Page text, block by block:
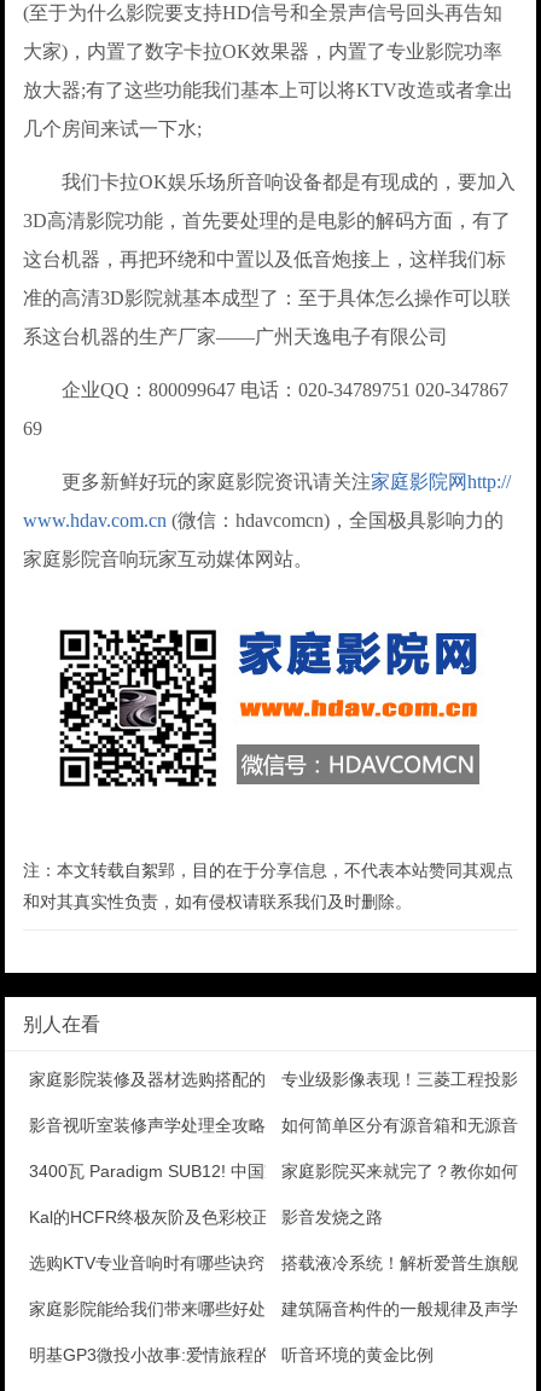
(至于为什么影院要支持HD信号和全景声信号回头再告知
大家)，内置了数字卡拉OK效果器，内置了专业影院功率
放大器;有了这些功能我们基本上可以将KTV改造或者拿出
几个房间来试一下水;
我们卡拉OK娱乐场所音响设备都是有现成的，要加入
3D高清影院功能，首先要处理的是电影的解码方面，有了
这台机器，再把环绕和中置以及低音炮接上，这样我们标
准的高清3D影院就基本成型了：至于具体怎么操作可以联
系这台机器的生产厂家——广州天逸电子有限公司
企业QQ：800099647 电话：020-34789751 020-347867
69
更多新鲜好玩的家庭影院资讯请关注家庭影院网http://
www.hdav.com.cn (微信：hdavcomcn)，全国极具影响力的
家庭影院音响玩家互动媒体网站。
注：本文转载自絮郢，目的在于分享信息，不代表本站赞同其观点
和对其真实性负责，如有侵权请联系我们及时删除。
别人在看
家庭影院装修及器材选购搭配的注意事项专业级影像表现！三菱工程投影机
影音视听室装修声学处理全攻略 如何简单区分有源音箱和无源音箱
3400瓦 Paradigm SUB12! 中国家庭家庭影院买来就完了？教你如何调
Kal的HCFR终极灰阶及色彩校正手册(原创翻译)四
影音发烧之路
选购KTV专业音响时有哪些诀窍 搭载液冷系统！解析爱普生旗舰工
家庭影院能给我们带来哪些好处？建筑隔音构件的一般规律及声学常
明基GP3微投小故事:爱情旅程的见证者听音环境的黄金比例